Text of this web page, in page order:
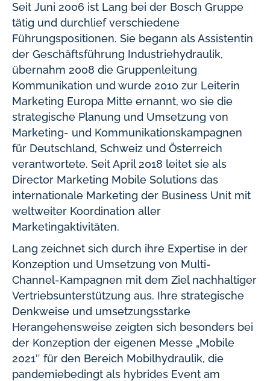
Seit Juni 2006 ist Lang bei der Bosch Gruppe
tätig und durchlief verschiedene
Führungspositionen. Sie begann als Assistentin
der Geschäftsführung Industriehydraulik,
übernahm 2008 die Gruppenleitung
Kommunikation und wurde 2010 zur Leiterin
Marketing Europa Mitte ernannt, wo sie die
strategische Planung und Umsetzung von
Marketing- und Kommunikationskampagnen
für Deutschland, Schweiz und Österreich
verantwortete. Seit April 2018 leitet sie als
Director Marketing Mobile Solutions das
internationale Marketing der Business Unit mit
weltweiter Koordination aller
Marketingaktivitäten.
Lang zeichnet sich durch ihre Expertise in der
Konzeption und Umsetzung von Multi-
Channel-Kampagnen mit dem Ziel nachhaltiger
Vertriebsunterstützung aus. Ihre strategische
Denkweise und umsetzungsstarke
Herangehensweise zeigten sich besonders bei
der Konzeption der eigenen Messe „Mobile
2021″ für den Bereich Mobilhydraulik, die
pandemiebedingt als hybrides Event am